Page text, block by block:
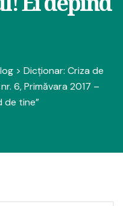
> Dicționar: Criza de
6, Primăvara 2017 –
de tine”